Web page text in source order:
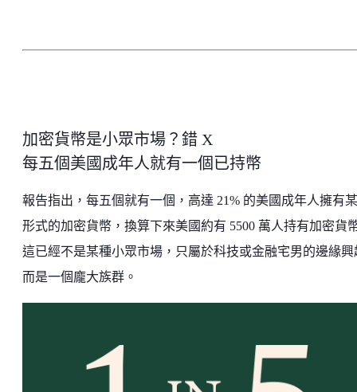
加密貨幣是小眾市場？錯 X
每五個美國成年人就有一個已持幣
報告指出，每五個就有一個，高達 21% 的美國成年人擁有
形式的加密貨幣，換算下來美國約有 5500 萬人持有加密貨
這已經不是某種小眾市場，只屬於科技或金融宅男的邊緣興
而是一個龐大族群。